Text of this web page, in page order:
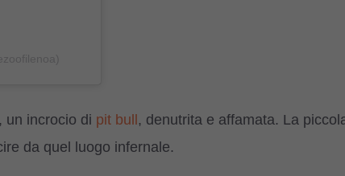
un incrocio di pit bull , denutrita e affamata. La
da quel luogo infernale.